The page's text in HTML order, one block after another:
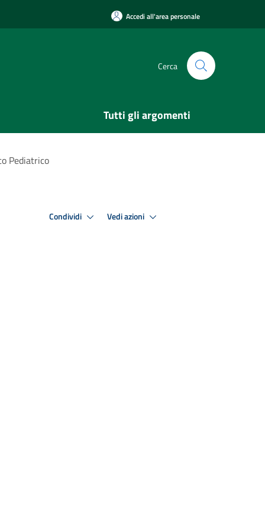
Accedi all'area personale
Cerca
Tutti gli argomenti
Pediatrico
Condividi Vedi azioni